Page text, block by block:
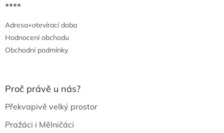
****
Adresa+otevírací doba
Hodnocení obchodu
Obchodní podmínky
Proč právě u nás?
Překvapivě velký prostor
Pražáci i Mělničáci